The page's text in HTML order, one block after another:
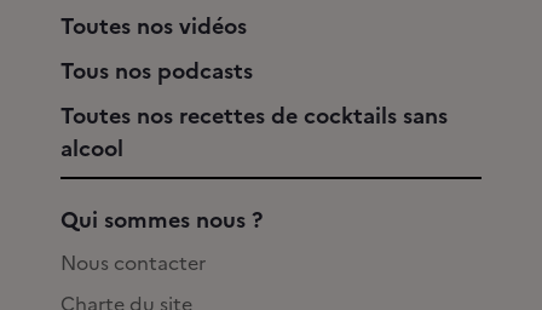
Toutes nos vidéos
Tous nos podcasts
Toutes nos recettes de cocktails sans
alcool
Qui sommes nous ?
Nous contacter